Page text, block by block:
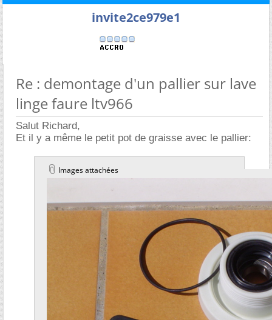
invite2ce979e1
Re : demontage d'un pallier sur lave
linge faure ltv966
Salut Richard,
Et il y a même le petit pot de graisse avec le pallier:
Images attachées